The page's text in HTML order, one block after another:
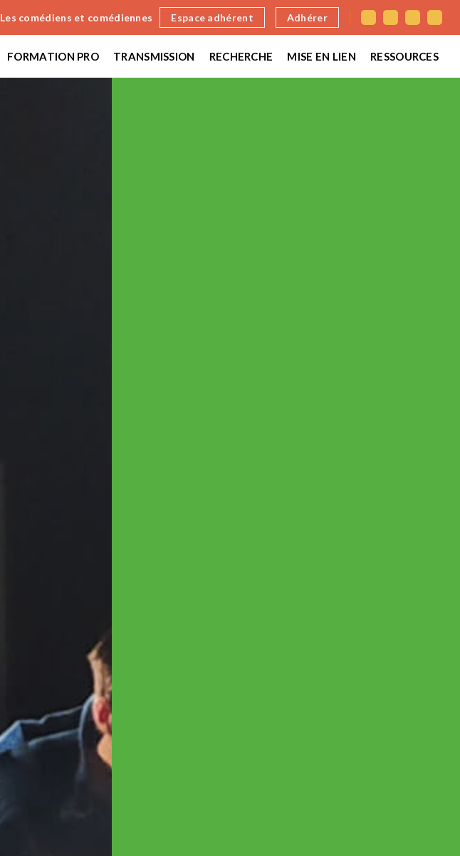
Les comédiens et comédiennes Espace adhérent Adhérer
FORMATION PRO TRANSMISSION RECHERCHE MISE EN LIEN RESSOURCES